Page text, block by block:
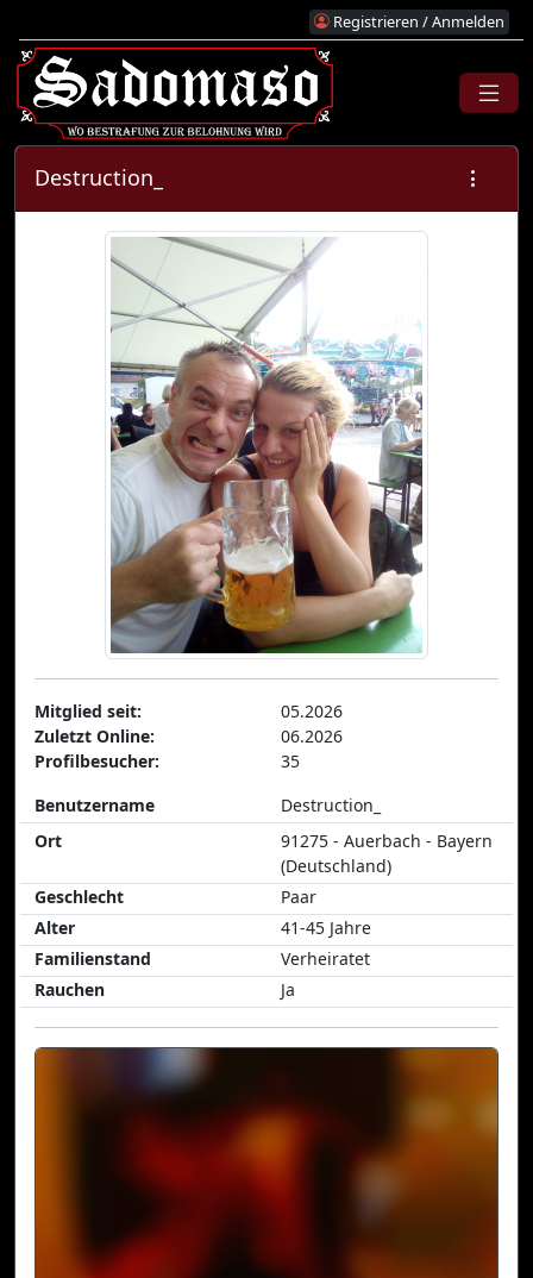
Registrieren / Anmelden
Destruction_
Mitglied seit:
05.2026
Zuletzt Online:
06.2026
Profilbesucher:
35
Benutzername
Destruction_
Ort
91275 - Auerbach - Bayern
(Deutschland)
Geschlecht
Paar
Alter
41-45 Jahre
Familienstand
Verheiratet
Rauchen
Ja